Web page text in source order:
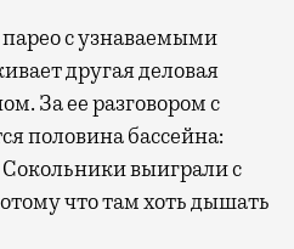
с узнаваемыми
другая деловая
За ее разговором с
половина бассейна:
выиграли с
что там хоть дышать